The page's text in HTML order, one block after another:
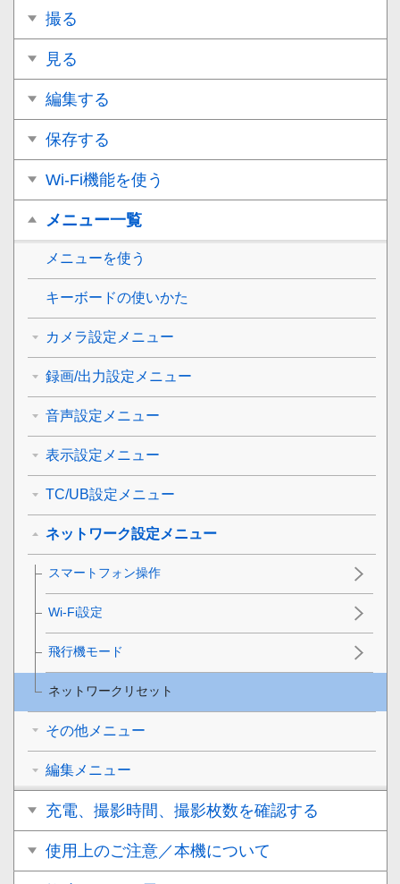
撮る
見る
編集する
保存する
Wi-Fi機能を使う
メニュー一覧
メニューを使う
キーボードの使いかた
カメラ設定メニュー
録画/出力設定メニュー
音声設定メニュー
表示設定メニュー
TC/UB設定メニュー
ネットワーク設定メニュー
スマートフォン操作
Wi-Fi設定
飛行機モード
ネットワークリセット
その他メニュー
編集メニュー
充電、撮影時間、撮影枚数を確認する
使用上のご注意／本機について